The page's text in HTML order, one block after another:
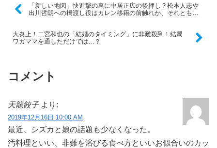
「新しい地図」快進撃の裏に中居正広の後押し？松本人志や
出川哲朗への橋渡し役はカレン移籍の前触れか、それとも…
大炎上！二宮和也の「結婚のタイミング」に非難殺到！結局
ワガママを通しただけでは…？
コメント
天龍餃子 より:
2019年12月16日 10:00 AM
最近、シズカと娘の話題も少なくなった。
汚料理といい、非難を浴びる食べ方といいお似合いのカッ